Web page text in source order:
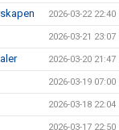
2026-03-22 22:40
2026-03-21 23:07
2026-03-20 21:47
2026-03-19 07:00
2026-03-18 22:04
2026-03-17 22:50